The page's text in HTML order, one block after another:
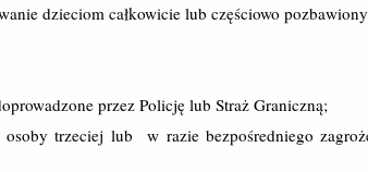
dzieciom całkowicie lub częściowo
przez Policję lub Straż Graniczną;
trzeciej lub w razie bezpośredniego